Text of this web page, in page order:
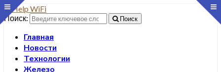
Поиск: Поиск
Главная
Новости
Технологии
Железо